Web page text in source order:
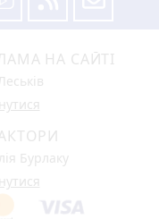
НА САЙТІ
Бурлаку